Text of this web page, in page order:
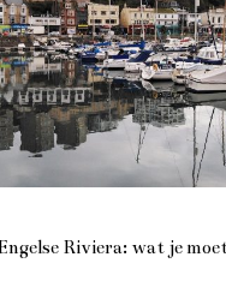
Riviera: wat je